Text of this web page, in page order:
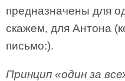
предназначены для
скажем, для Антона
письмо:).
Принцип «один за